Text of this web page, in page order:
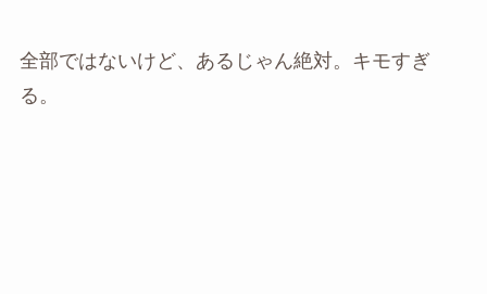
全部ではないけど、あるじゃん絶対。キモすぎ
る。